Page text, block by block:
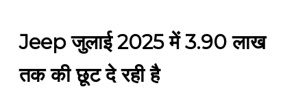
Jeep जुलाई 2025 में ₹3.90 लाख
तक की छूट दे रही है